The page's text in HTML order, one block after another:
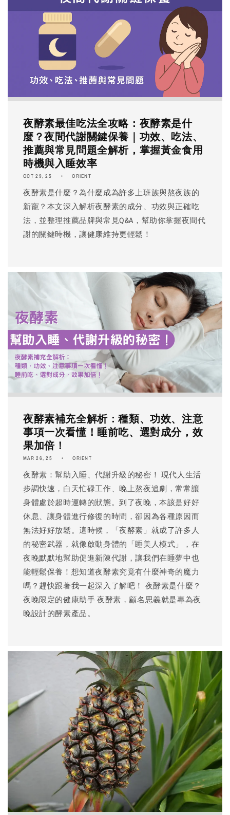
夜酵素最佳吃法全攻略：夜酵素是什
麼？夜間代謝關鍵保養｜功效、吃法、
推薦與常見問題全解析，掌握黃金食用
時機與入睡效率
OCT 29, 25 ORIENT
夜酵素是什麼？為什麼成為許多上班族與熬夜族的
新寵？本文深入解析夜酵素的成分、功效與正確吃
法，並整理推薦品牌與常見Q&A，幫助你掌握夜間代
謝的關鍵時機，讓健康維持更輕鬆！
夜酵素補充全解析：種類、功效、注意
事項一次看懂！睡前吃、選對成分，效
果加倍！
MAR 26, 25 ORIENT
夜酵素：幫助入睡、代謝升級的秘密！ 現代人生活
步調快速，白天忙碌工作、晚上熬夜追劇，常常讓
身體處於超時運轉的狀態。到了夜晚，本該是好好
休息、讓身體進行修復的時間，卻因為各種原因而
無法好好放鬆。這時候，「夜酵素」就成了許多人
的秘密武器，就像啟動身體的「睡美人模式」，在
夜晚默默地幫助促進新陳代謝，讓我們在睡夢中也
能輕鬆保養！想知道夜酵素究竟有什麼神奇的魔力
嗎？趕快跟著我一起深入了解吧！ 夜酵素是什麼？
夜晚限定的健康助手 夜酵素，顧名思義就是專為夜
晚設計的酵素產品。